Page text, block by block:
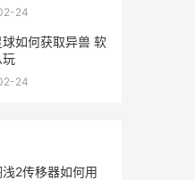
24
如何获取异兽 软
玩
24
2传移器如何用